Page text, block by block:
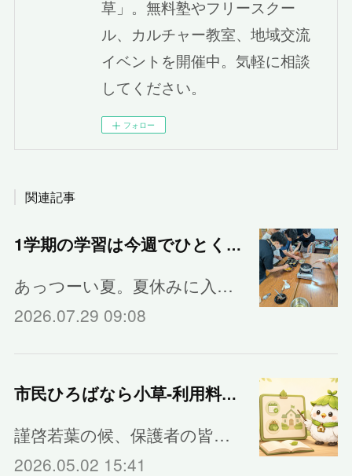
草」。無料塾やフリースクー
ル、カルチャー教室、地域交流
イベントを開催中。気軽に相談
してください。
フォロー
関連記事
1学期の学習は今週でひとくぎり
あっつーい夏。夏休みに入…
2026.07.29 09:08
市民ひろばなら小草‐利用料金のご案内
謹啓若葉の候、保護者の皆…
2026.05.02 15:41